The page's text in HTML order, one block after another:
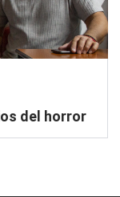
del horror